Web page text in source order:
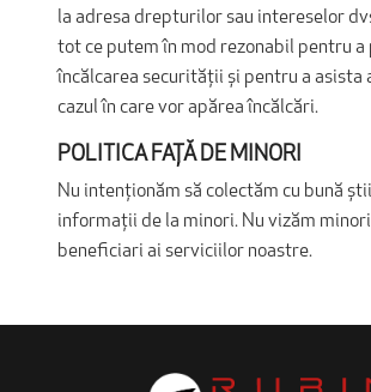
la adresa drepturilor sau intereselor
tot ce putem în mod rezonabil pentru a
încălcarea securității și pentru a asista
cazul în care vor apărea încălcări.
POLITICA FAȚĂ DE MINORI
Nu intenționăm să colectăm cu bună
informații de la minori. Nu vizăm
beneficiari ai serviciilor noastre.